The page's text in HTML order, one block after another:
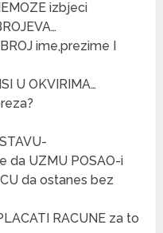
izbjeci
ime,prezime I
U OKVIRIMA…
da UZMU POSAO-i
da ostanes bez
RACUNE za to